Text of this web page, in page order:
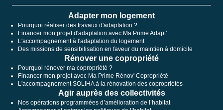
Adapter mon logement
Pourquoi réaliser des travaux d'adaptation ?
Financer mon projet d'adaptation avec Ma Prime Adapt'
L'accompagnement à l'adaptation du logement
Des missions de sensibilisation en faveur du maintien à domicile
Rénover une copropriété
Pourquoi rénover ma copropriété ?
Financer mon projet avec Ma Prime Rénov' Copropriété
L'accompagnement SOLIHA à la rénovation des copropriétés
Agir auprès des collectivités
Nos opérations programmées d’amélioration de l’habitat